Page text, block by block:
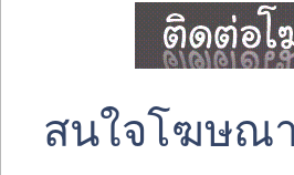
สนใจโฆษณา